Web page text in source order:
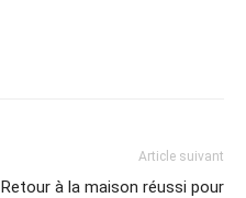
Article suivant
Retour à la maison réussi pour